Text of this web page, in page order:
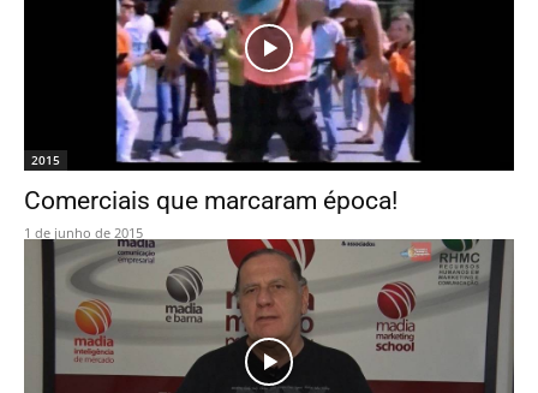
2015
Comerciais que marcaram época!
1 de junho de 2015